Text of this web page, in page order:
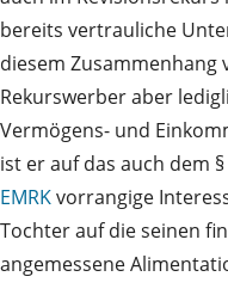
bereits vertrauliche
diesem Zusammenhang
Rekurswerber aber
Vermögens- und
ist er auf das auch dem
EMRKvorrangige
Tochter auf die seinen
angemessene